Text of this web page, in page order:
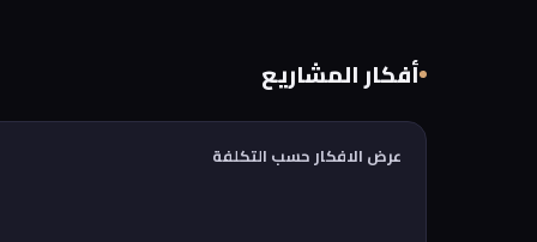
أفكار المشاريع
عرض الافكار حسب التكلفة